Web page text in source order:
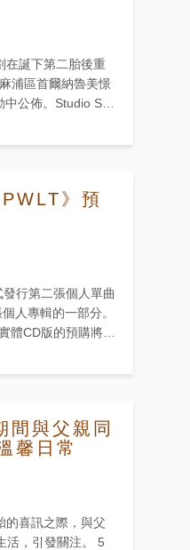
在誕下第二胎後重
公佈。Studio S代
》預
行第二張個人單曲
人專輯的一部分。
體CD版的預購將於
間與父親同
馨日常
的喜訊之際，與父
，引發關注。 5